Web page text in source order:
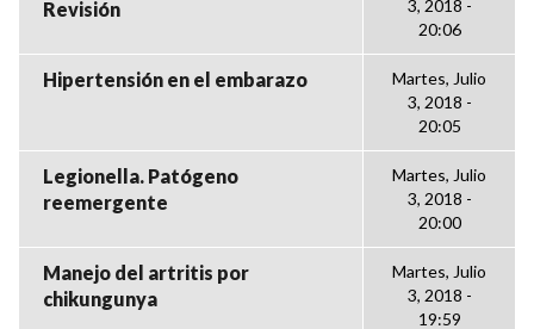
Revisión
3, 2018 -
20:06
Hipertensión en el embarazo
Martes, Julio
3, 2018 -
20:05
Legionella. Patógeno
reemergente
Martes, Julio
3, 2018 -
20:00
Manejo del artritis por
chikungunya
Martes, Julio
3, 2018 -
19:59